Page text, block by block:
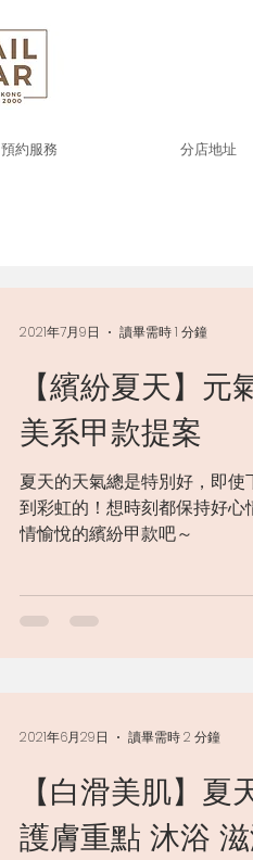
預約服務 分店地址
【繽紛夏天】
美系甲款提案
夏天的天氣總是特別好，即
到彩虹的！想時刻都保持好
情愉悅的繽紛甲款吧～
2021年7月9日 讀畢需時 1 分鐘
【白滑美肌】
護膚重點 沐浴
2021年6月29日 讀畢需時 2 分鐘